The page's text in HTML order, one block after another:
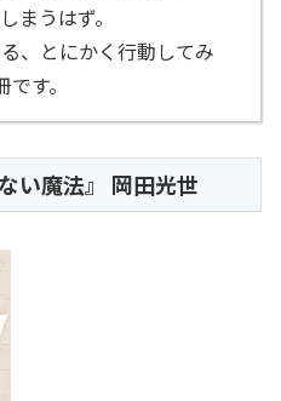
まうはず。
、とにかく行動してみ
す。
い魔法』 岡田光世